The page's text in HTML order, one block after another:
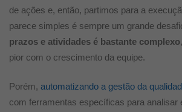
de ações e, então, partimos para a
parece simples é sempre um grande
prazos e atividades é bastante complexo
pior com o crescimento da equipe.
Porém, automatizando a gestão da
com ferramentas específicas para analisar